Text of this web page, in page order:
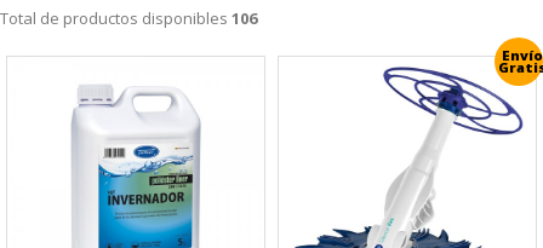
Total de productos disponibles 106
Envío